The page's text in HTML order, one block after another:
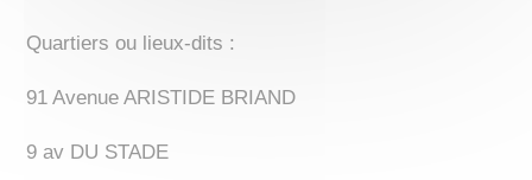
Quartiers ou lieux-dits :
91 Avenue ARISTIDE BRIAND
9 av DU STADE